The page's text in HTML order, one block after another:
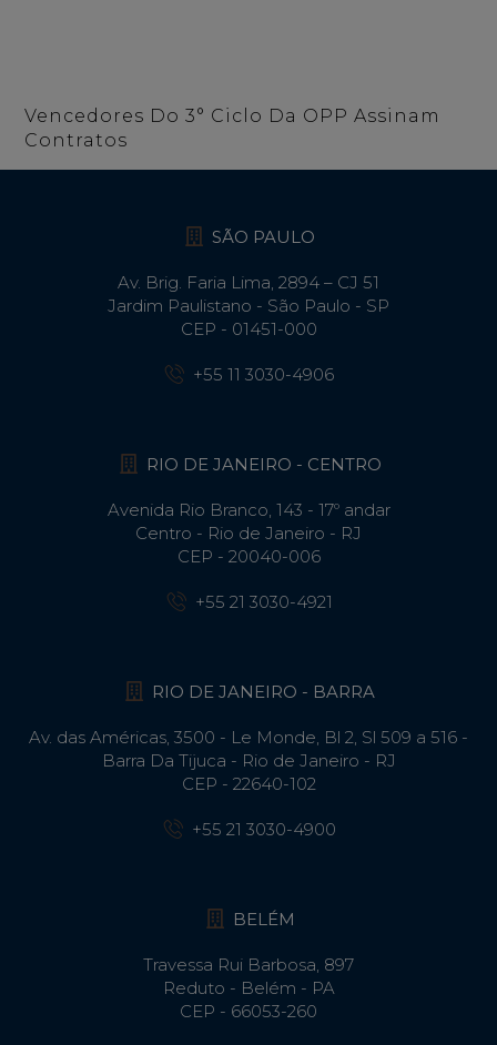
Vencedores Do 3° Ciclo Da OPP Assinam
Contratos
SÃO PAULO
Av. Brig. Faria Lima, 2894 – CJ 51
Jardim Paulistano - São Paulo - SP
CEP - 01451-000
+55 11 3030-4906
RIO DE JANEIRO - CENTRO
Avenida Rio Branco, 143 - 17º andar
Centro - Rio de Janeiro - RJ
CEP - 20040-006
+55 21 3030-4921
RIO DE JANEIRO - BARRA
Av. das Américas, 3500 - Le Monde, Bl 2, Sl 509 a 516 -
Barra Da Tijuca - Rio de Janeiro - RJ
CEP - 22640-102​
+55 21 3030-4900
BELÉM
Travessa Rui Barbosa, 897
Reduto - Belém - PA
CEP - 66053-260